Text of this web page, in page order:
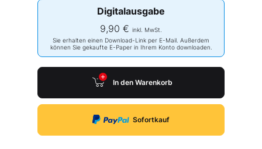
Digitalausgabe
9,90 € inkl. MwSt.
Sie erhalten einen Download-Link per E-Mail. Außerdem
können Sie gekaufte E-Paper in Ihrem Konto downloaden.
In den Warenkorb
Sofortkauf